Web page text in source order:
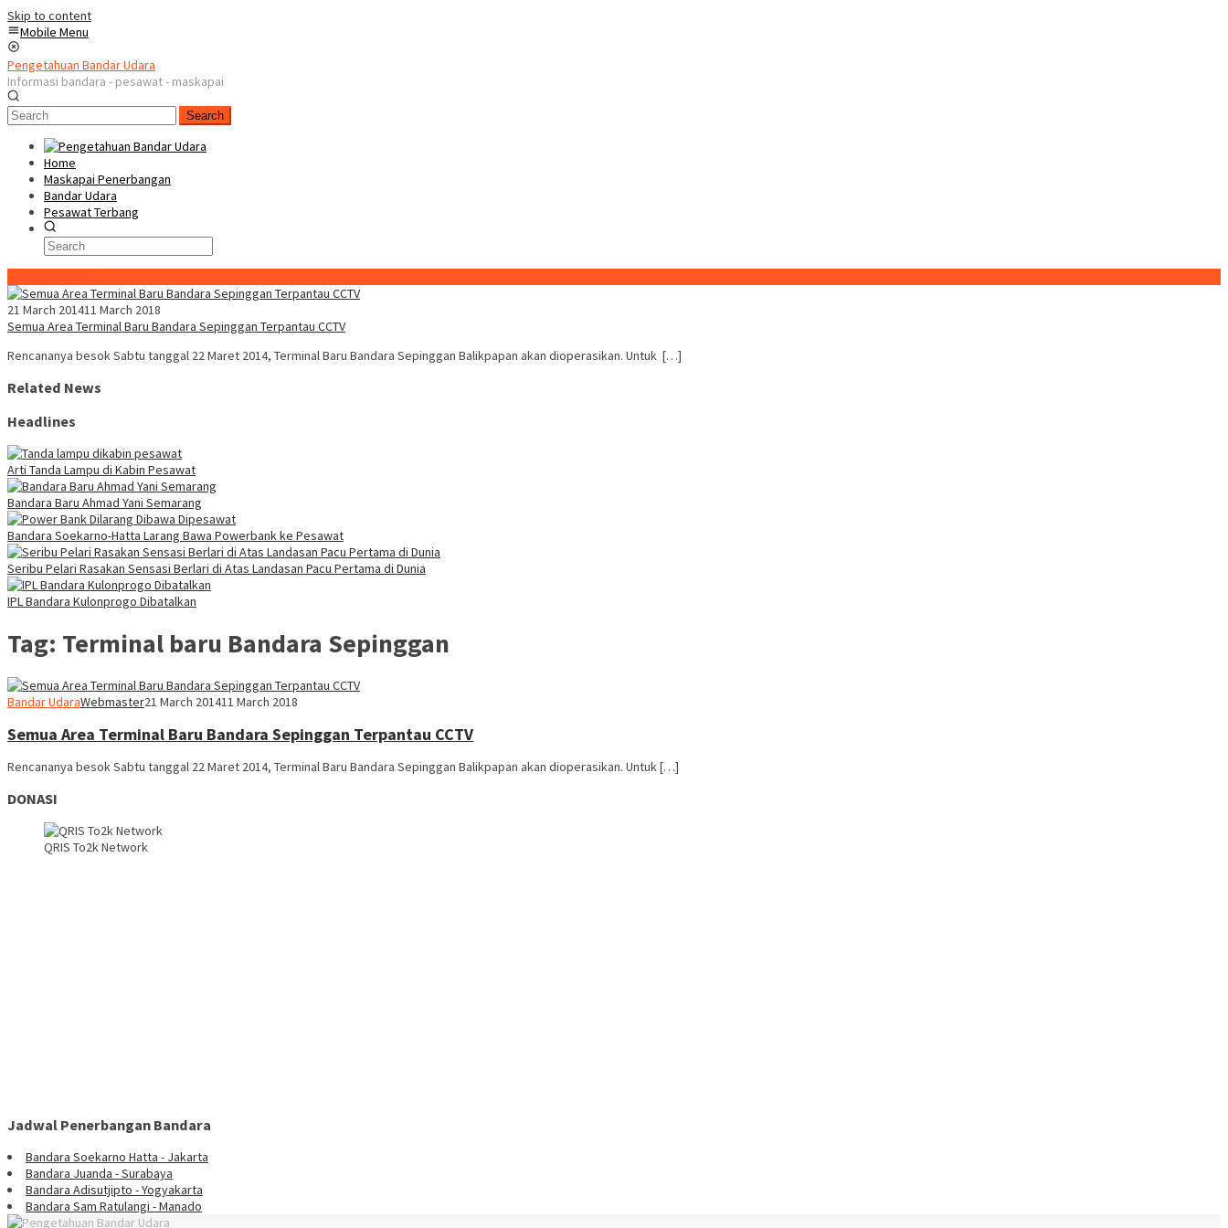
Skip to content
Mobile Menu
Pengetahuan Bandar Udara
Informasi bandara - pesawat - maskapai
Search
Home
Maskapai Penerbangan
Bandar Udara
Pesawat Terbang
21 March 201411 March 2018
Semua Area Terminal Baru Bandara Sepinggan Terpantau CCTV
Rencananya besok Sabtu tanggal 22 Maret 2014, Terminal Baru Bandara Sepinggan Balikpapan akan dioperasikan. Untuk […]
Related News
Headlines
Arti Tanda Lampu di Kabin Pesawat
Bandara Baru Ahmad Yani Semarang
Bandara Soekarno-Hatta Larang Bawa Powerbank ke Pesawat
Seribu Pelari Rasakan Sensasi Berlari di Atas Landasan Pacu Pertama di Dunia
IPL Bandara Kulonprogo Dibatalkan
Tag: Terminal baru Bandara Sepinggan
Bandar UdaraWebmaster21 March 201411 March 2018
Semua Area Terminal Baru Bandara Sepinggan Terpantau CCTV
Rencananya besok Sabtu tanggal 22 Maret 2014, Terminal Baru Bandara Sepinggan Balikpapan akan dioperasikan. Untuk […]
DONASI
QRIS To2k Network
Jadwal Penerbangan Bandara
Bandara Soekarno Hatta - Jakarta
Bandara Juanda - Surabaya
Bandara Adisutjipto - Yogyakarta
Bandara Sam Ratulangi - Manado